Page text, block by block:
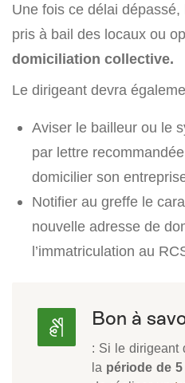
Une fois ce délai
pris à bail des locaux ou
domiciliation collective.
Le dirigeant devra
Aviser le bailleur ou le
par lettre
domicilier son
Notifier au greffe le
nouvelle adresse de
l’immatriculation au
Bon à
: Si le dirigeant
la période de